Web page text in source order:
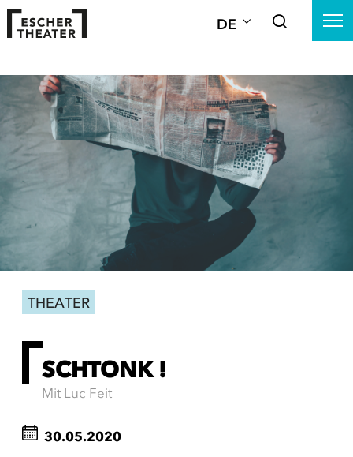
DE
THEATER
SCHTONK !
Mit Luc Feit
30.05.2020